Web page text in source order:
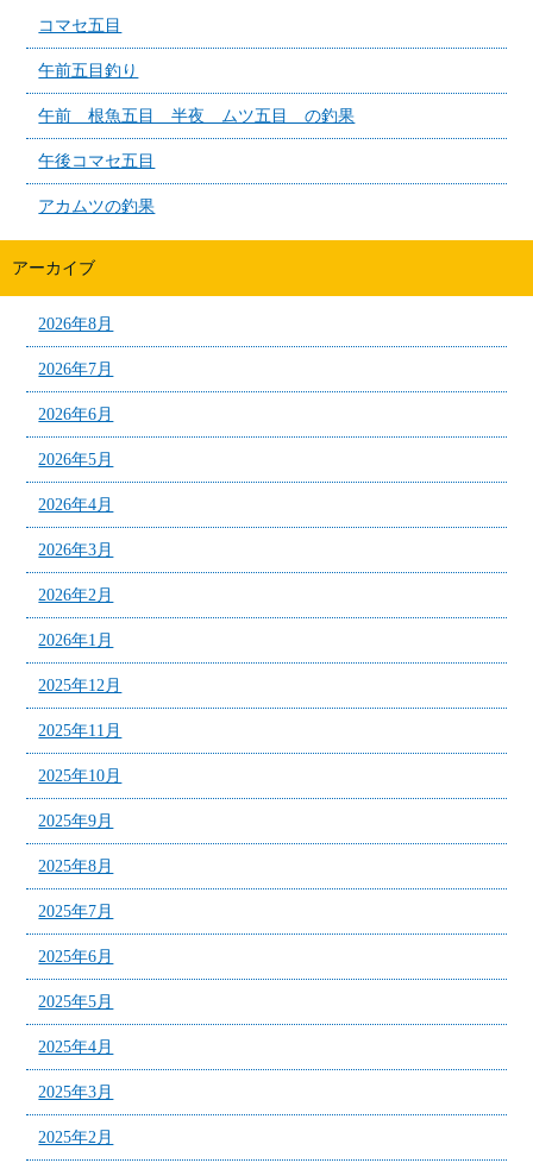
コマセ五目
午前五目釣り
午前 根魚五目 半夜 ムツ五目 の釣果
午後コマセ五目
アカムツの釣果
アーカイブ
2026年8月
2026年7月
2026年6月
2026年5月
2026年4月
2026年3月
2026年2月
2026年1月
2025年12月
2025年11月
2025年10月
2025年9月
2025年8月
2025年7月
2025年6月
2025年5月
2025年4月
2025年3月
2025年2月